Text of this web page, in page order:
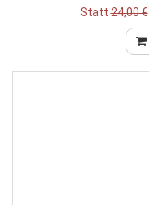
Statt24,00 €